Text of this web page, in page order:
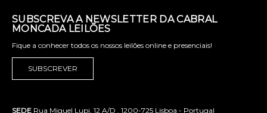
SUBSCREVA A NEWSLETTER DA CABRAL
MONCADA LEILÕES
Fique a conhecer todos os nossos leilões online e presenciais!
SUBSCREVER
SEDE Rua Miguel Lupi, 12 A/D . 1200-725 Lisboa - Portugal